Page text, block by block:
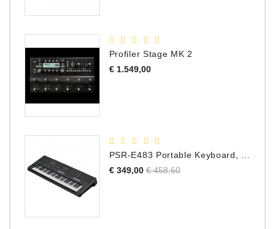
Celtic
Bladmuziek
OPRUIMING
Profiler Stage MK 2
€ 1.549,00Prijs
€ 349,00 Normale
€ 458,60Prijs